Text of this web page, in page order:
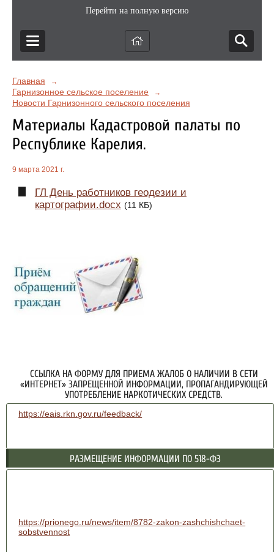
Перейти на полную версию
Главная →
Гарнизонное сельское поселение →
Новости Гарнизонного сельского поселения
Материалы Кадастровой палаты по
Республике Карелия.
9 марта 2021 г.
ГЛ День работников геодезии и
картографии.docx (11 КБ)
ССЫЛКА НА ФОРМУ ДЛЯ ПРИЕМА ЖАЛОБ О НАЛИЧИИ В СЕТИ
«ИНТЕРНЕТ» ЗАПРЕЩЕННОЙ ИНФОРМАЦИИ, ПРОПАГАНДИРУЮЩЕЙ
УПОТРЕБЛЕНИЕ НАРКОТИЧЕСКИХ СРЕДСТВ.
https://eais.rkn.gov.ru/feedback/
РАЗМЕЩЕНИЕ ИНФОРМАЦИИ ПО 518-ФЗ
https://prionego.ru/news/item/8782-zakon-zashchishchaet-
sobstvennost